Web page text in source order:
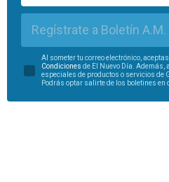
Regístrate a Boletín A.M.
Al someter tu correo electrónico,
Condiciones de El Nuevo Día.
especiales de productos o servicios de
Podrás optar salirte de los boletines en